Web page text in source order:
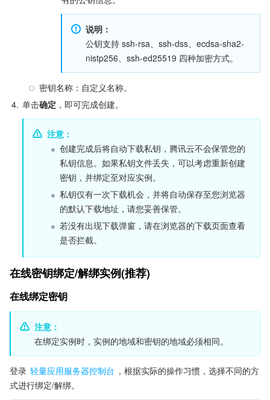
说明：
公钥支持 ssh-rsa、ssh-dss、ecdsa-sha2-
nistp256、ssh-ed25519 四种加密方式。
密钥名称：自定义名称。
4. 单击确定 ，即可完成创建。
注意：
创建完成后将自动下载私钥，腾讯云不会保管您的
私钥信息。如果私钥文件丢失，可以考虑重新创建
密钥，并绑定至对应实例。
私钥仅有一次下载机会，并将自动保存至您浏览器
的默认下载地址，请您妥善保管。
若没有出现下载弹窗，请在浏览器的下载页面查看
是否拦截。
在线密钥绑定/解绑实例(推荐)
在线绑定密钥
注意：
在绑定实例时，实例的地域和密钥的地域必须相同。
登录 轻量应用服务器控制台 ，根据实际的操作习惯，选择不同的方
式进行绑定/解绑。